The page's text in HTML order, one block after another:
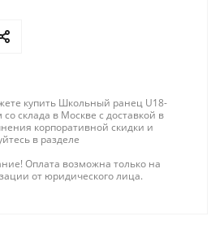
купить Школьный ранец U18-
склада в Москве с доставкой в
корпоративной скидки и
в разделе
Оплата возможна только на
от юридического лица.